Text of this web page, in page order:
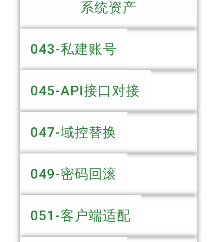
系统资产
043-私建账号
045-API接口对接
047-域控替换
049-密码回滚
051-客户端适配